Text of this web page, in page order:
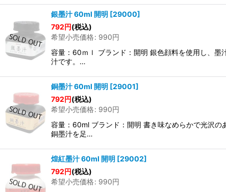
銀墨汁 60ml 開明 [29000]
792円(税込)
希望小売価格: 990円
容量：60ｍｌ ブランド：開明 銀色顔料を使用し、墨
汁です。…
銅墨汁 60ml 開明 [29001]
792円(税込)
希望小売価格: 990円
容量：60ml ブランド：開明 書き味なめらかで光沢
銅墨汁を足…
煌紅墨汁 60ml 開明 [29002]
792円(税込)
希望小売価格: 990円